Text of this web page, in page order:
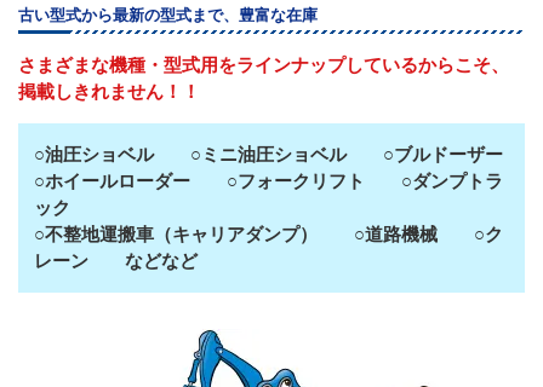
古い型式から最新の型式まで、豊富な在庫
さまざまな機種・型式用をラインナップしているからこそ、
掲載しきれません！！
○油圧ショベル ○ミニ油圧ショベル ○ブルドーザー
○ホイールローダー ○フォークリフト ○ダンプトラ
ック
○不整地運搬車（キャリアダンプ） ○道路機械 ○ク
レーン などなど